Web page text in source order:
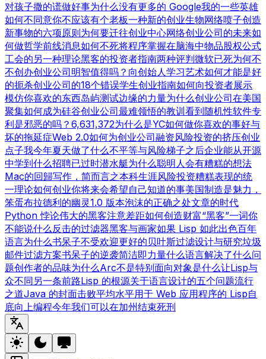
对孩子撒的谎做好事为什么没有更多的 Google我的一些英雄
如何不同意你不应该有个老板一种新的创业生物网络喷子创造
新事物的六项原则为何要迁往创业中心网络创业公司的未来如
何做哲学前线消息如何不死将程序掌握在脑海中物品股权公式
工会的另一种理论黑客的投资者指南两种评判微软已死为何不
不创办创业公司明智值得吗？ 向创始人学习艺术如何才能是好
的扼杀创业公司的18个错误学生创业指南如何向投资者展示
模仿你喜欢的东西岛屿测试边缘的力量为什么创业公司在美国
聚集如何成为硅谷创业公司最难领悟的教训 看到随机性软件专
利是邪恶的吗？ 6,631,372为什么是YC如何做你喜欢的事好与
坏的拖延症Web 2.0如何为创业公司融资风险投资的挤压创业
点子我今年夏天做了什么不平等与风险梯子之后企业能从开源
中学到什么招聘已过时潜水艇为什么聪明人会有糟糕的想法
Mac的回歸写作，简而言之本科生涯风险投资糟糕表现的统
一理论如何创业你将来会希望自己知道的事美国制造是魅力，
笨蛋布拉德利的幽灵1.0 版本泡沫的正确之处文章的时代
Python 悖论伟大的黑客注意差距如何创造财富“黑客”一词你
不能说什么反击的过滤器黑客与画家如果 Lisp 如此出色百年
语言为什么书呆子不受欢迎更好的贝叶斯过滤设计与研究垃圾
邮件过滤方案书呆子的逆袭简洁即力量什么语言解决了什么问
题创作者的品味为什么Arc不是特别面向对象是什么让Lisp与
众不同另一条前路Lisp 的根源关于语言设计的五个问题流行
之道Java 的封面击败平均水平用于 Web 应用程序的 Lisp自
底向上编程今年我们可以在加州结束死刑